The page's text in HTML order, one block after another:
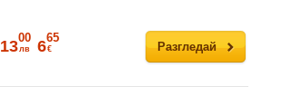
Разгледай
1300
лв 665
€